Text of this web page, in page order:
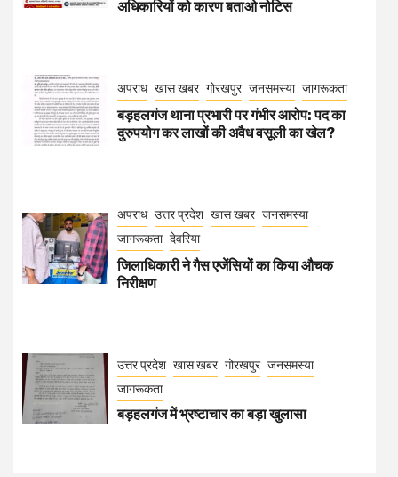
अधिकारियों को कारण बताओ नोटिस
अपराध खास खबर गोरखपुर जनसमस्या जागरूकता
बड़हलगंज थाना प्रभारी पर गंभीर आरोप: पद का
दुरुपयोग कर लाखों की अवैध वसूली का खेल?
अपराध उत्तर प्रदेश खास खबर जनसमस्या
जागरूकता देवरिया
जिलाधिकारी ने गैस एजेंसियों का किया औचक
निरीक्षण
उत्तर प्रदेश खास खबर गोरखपुर जनसमस्या
जागरूकता
बड़हलगंज में भ्रष्टाचार का बड़ा खुलासा